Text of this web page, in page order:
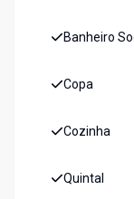
Banheiro
Copa
Cozinha
Quintal